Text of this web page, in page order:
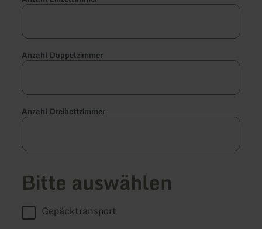
Anzahl Doppelzimmer
Anzahl Dreibettzimmer
Bitte auswählen
Gepäcktransport